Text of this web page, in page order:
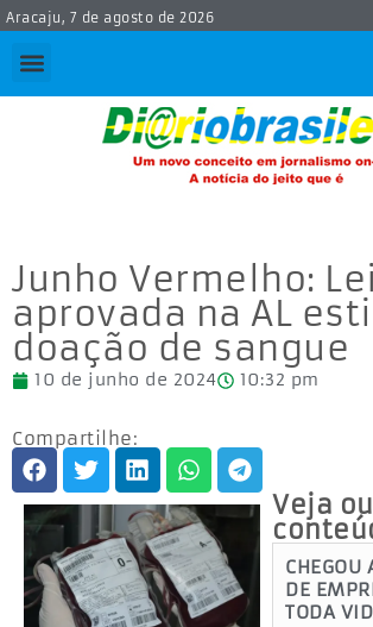
Aracaju, 7 de agosto de 2026
Junho Vermelho: Lei
aprovada na AL
doação de sangue
10 de junho de 2024 10:32 pm
Compartilhe:
Veja
CHEGOU
DE
TODA